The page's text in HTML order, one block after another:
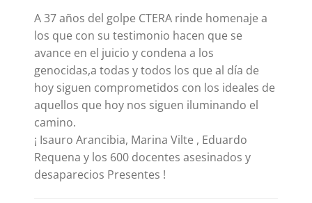
A 37 años del golpe CTERA rinde homenaje a
los que con su testimonio hacen que se
avance en el juicio y condena a los
genocidas,a todas y todos los que al día de
hoy siguen comprometidos con los ideales de
aquellos que hoy nos siguen iluminando el
camino.
¡ Isauro Arancibia, Marina Vilte , Eduardo
Requena y los 600 docentes asesinados y
desaparecios Presentes !